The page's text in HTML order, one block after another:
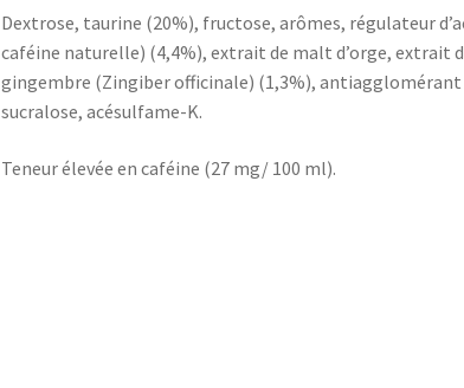
Dextrose, taurine (20%), fructose, arômes, régulateur
caféine naturelle) (4,4%), extrait de malt d’orge, extrait
gingembre (Zingiber officinale) (1,3%), antiagglomérant
sucralose, acésulfame-K.
Teneur élevée en caféine (27 mg/ 100 ml).